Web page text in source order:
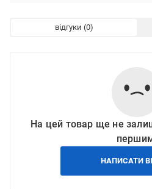
відгуки
На цей товар ще не
НАПИСАТИ